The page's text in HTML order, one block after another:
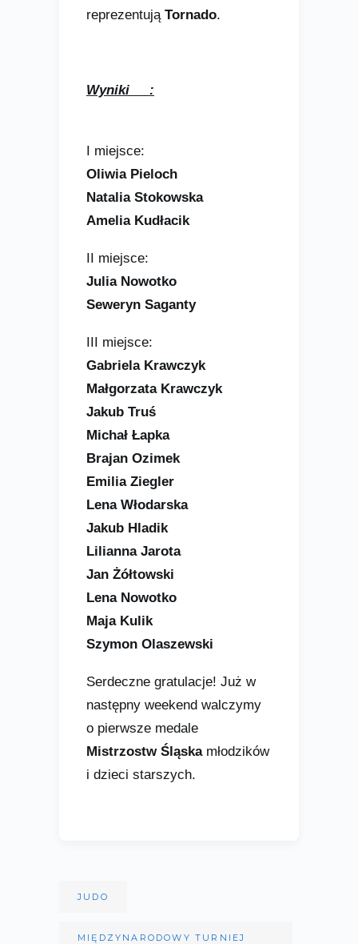
reprezentują Tornado.
Wyniki :
I miejsce:
Oliwia Pieloch
Natalia Stokowska
Amelia Kudłacik
II miejsce:
Julia Nowotko
Seweryn Saganty
III miejsce:
Gabriela Krawczyk
Małgorzata Krawczyk
Jakub Truś
Michał Łapka
Brajan Ozimek
Emilia Ziegler
Lena Włodarska
Jakub Hladik
Lilianna Jarota
Jan Żółtowski
Lena Nowotko
Maja Kulik
Szymon Olaszewski
Serdeczne gratulacje! Już w
następny weekend walczymy
o pierwsze medale
Mistrzostw Śląskamłodzików
i dzieci starszych.
JUDO
MIĘDZYNARODOWY TURNIEJ